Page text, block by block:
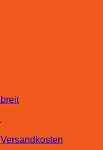
Versandkosten